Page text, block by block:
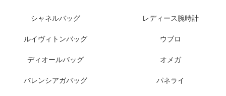
シャネルバッグ
ルイヴィトンバッグ
ディオールバッグ
バレンシアガバッグ
レディース腕時計
ウブロ
オメガ
パネライ